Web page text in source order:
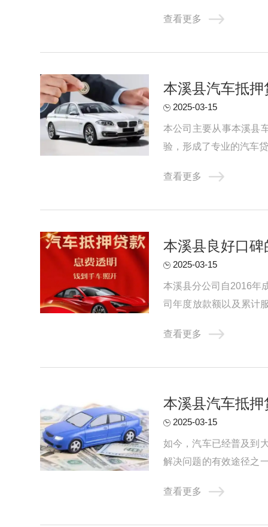
查看更多
本溪县汽车抵
2025-03-15
本公司主要从事本溪县
验，形成了专业的汽车
查看更多
本溪县良好口
2025-03-15
本溪县分公司自2016年
司年度放款额以及累计
查看更多
本溪县汽车抵
2025-03-15
如今，汽车已经普及到
解决问题的有效途径之
查看更多